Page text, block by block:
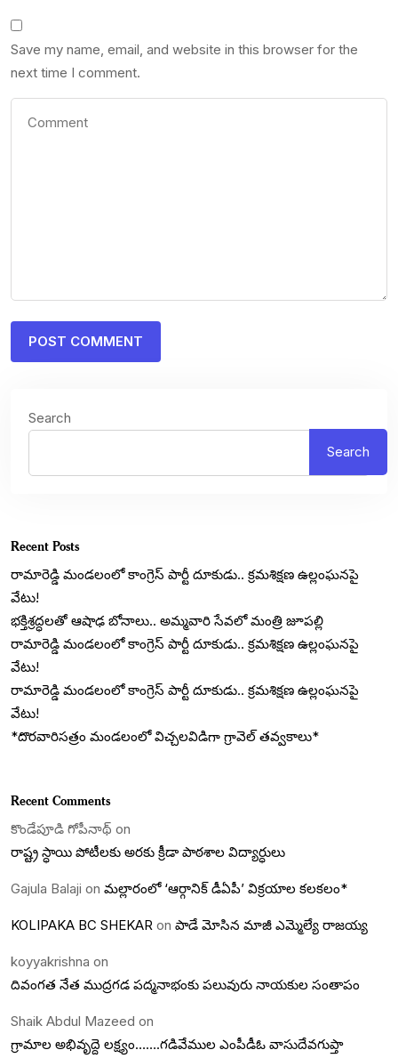
Save my name, email, and website in this browser for the
next time I comment.
Search
Search
Recent Posts
రామారెడ్డి మండలంలో కాంగ్రెస్ పార్టీ దూకుడు.. క్రమశిక్షణ ఉల్లంఘనపై
వేటు!
​భక్తిశ్రద్ధలతో ఆషాఢ బోనాలు.. అమ్మవారి సేవలో మంత్రి జూపల్లి
రామారెడ్డి మండలంలో కాంగ్రెస్ పార్టీ దూకుడు.. క్రమశిక్షణ ఉల్లంఘనపై
వేటు!
రామారెడ్డి మండలంలో కాంగ్రెస్ పార్టీ దూకుడు.. క్రమశిక్షణ ఉల్లంఘనపై
వేటు!
*దొరవారిసత్రం మండలంలో విచ్చలవిడిగా గ్రావెల్ తవ్వకాలు*
Recent Comments
కొండేపూడి గోపీనాథ్ on
రాష్ట్ర స్ధాయి పోటీలకు అరకు క్రీడా పాఠశాల విద్యార్ధులు
Gajula Balaji on మల్లారంలో ‘ఆర్గానిక్ డీఏపీ’ విక్రయాల కలకలం*
KOLIPAKA BC SHEKAR on పాడే మోసిన మాజీ ఎమ్మెల్యే రాజయ్య
koyyakrishna on
దివంగత నేత ముద్రగడ పద్మనాభంకు పలువురు నాయకుల సంతాపం
Shaik Abdul Mazeed on
గ్రామాల అభివృద్దె లక్ష్యం…….గడివేముల ఎంపీడీఓ వాసుదేవగుప్తా